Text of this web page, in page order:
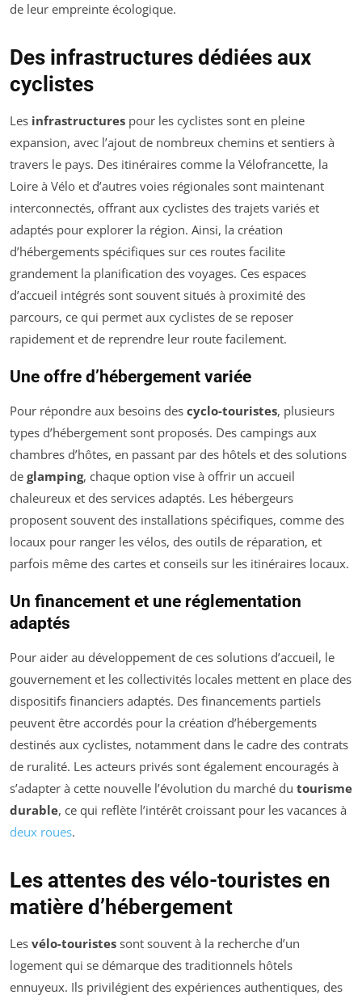
de leur empreinte écologique.
Des infrastructures dédiées aux
cyclistes
Les infrastructures pour les cyclistes sont en pleine
expansion, avec l’ajout de nombreux chemins et sentiers à
travers le pays. Des itinéraires comme la Vélofrancette, la
Loire à Vélo et d’autres voies régionales sont maintenant
interconnectés, offrant aux cyclistes des trajets variés et
adaptés pour explorer la région. Ainsi, la création
d’hébergements spécifiques sur ces routes facilite
grandement la planification des voyages. Ces espaces
d’accueil intégrés sont souvent situés à proximité des
parcours, ce qui permet aux cyclistes de se reposer
rapidement et de reprendre leur route facilement.
Une offre d’hébergement variée
Pour répondre aux besoins des cyclo-touristes, plusieurs
types d’hébergement sont proposés. Des campings aux
chambres d’hôtes, en passant par des hôtels et des solutions
de glamping, chaque option vise à offrir un accueil
chaleureux et des services adaptés. Les hébergeurs
proposent souvent des installations spécifiques, comme des
locaux pour ranger les vélos, des outils de réparation, et
parfois même des cartes et conseils sur les itinéraires locaux.
Un financement et une réglementation
adaptés
Pour aider au développement de ces solutions d’accueil, le
gouvernement et les collectivités locales mettent en place des
dispositifs financiers adaptés. Des financements partiels
peuvent être accordés pour la création d’hébergements
destinés aux cyclistes, notamment dans le cadre des contrats
de ruralité. Les acteurs privés sont également encouragés à
s’adapter à cette nouvelle l’évolution du marché du tourisme
durable, ce qui reflète l’intérêt croissant pour les vacances à
deux roues.
Les attentes des vélo-touristes en
matière d’hébergement
Les vélo-touristes sont souvent à la recherche d’un
logement qui se démarque des traditionnels hôtels
ennuyeux. Ils privilégient des expériences authentiques, des